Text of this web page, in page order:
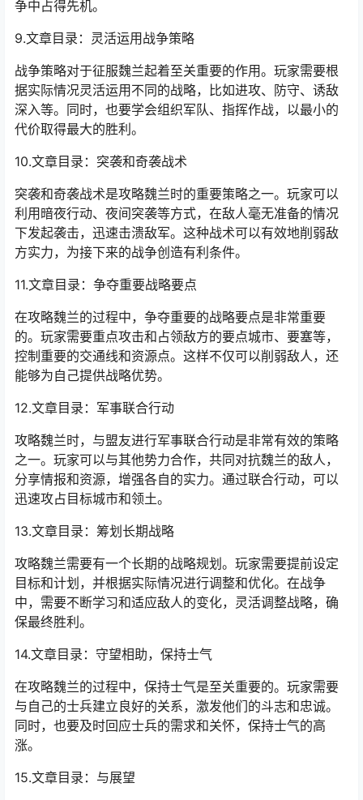
争中占得先机。
9.文章目录：灵活运用战争策略
战争策略对于征服魏兰起着至关重要的作用。玩家需要根
据实际情况灵活运用不同的战略，比如进攻、防守、诱敌
深入等。同时，也要学会组织军队、指挥作战，以最小的
代价取得最大的胜利。
10.文章目录：突袭和奇袭战术
突袭和奇袭战术是攻略魏兰时的重要策略之一。玩家可以
利用暗夜行动、夜间突袭等方式，在敌人毫无准备的情况
下发起袭击，迅速击溃敌军。这种战术可以有效地削弱敌
方实力，为接下来的战争创造有利条件。
11.文章目录：争夺重要战略要点
在攻略魏兰的过程中，争夺重要的战略要点是非常重要
的。玩家需要重点攻击和占领敌方的要点城市、要塞等，
控制重要的交通线和资源点。这样不仅可以削弱敌人，还
能够为自己提供战略优势。
12.文章目录：军事联合行动
攻略魏兰时，与盟友进行军事联合行动是非常有效的策略
之一。玩家可以与其他势力合作，共同对抗魏兰的敌人，
分享情报和资源，增强各自的实力。通过联合行动，可以
迅速攻占目标城市和领土。
13.文章目录：筹划长期战略
攻略魏兰需要有一个长期的战略规划。玩家需要提前设定
目标和计划，并根据实际情况进行调整和优化。在战争
中，需要不断学习和适应敌人的变化，灵活调整战略，确
保最终胜利。
14.文章目录：守望相助，保持士气
在攻略魏兰的过程中，保持士气是至关重要的。玩家需要
与自己的士兵建立良好的关系，激发他们的斗志和忠诚。
同时，也要及时回应士兵的需求和关怀，保持士气的高
涨。
15.文章目录：与展望